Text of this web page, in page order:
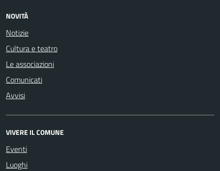
NOVITÀ
Notizie
Cultura e teatro
Le associazioni
Comunicati
Avvisi
VIVERE IL COMUNE
Eventi
Luoghi